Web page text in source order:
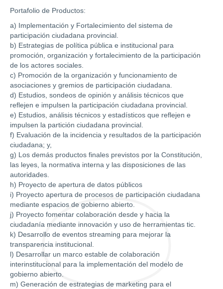
Portafolio de Productos:
a) Implementación y Fortalecimiento del sistema de
participación ciudadana provincial.
b) Estrategias de política pública e institucional para
promoción, organización y fortalecimiento de la participación
de los actores sociales.
c) Promoción de la organización y funcionamiento de
asociaciones y gremios de participación ciudadana.
d) Estudios, sondeos de opinión y análisis técnicos que
reflejen e impulsen la participación ciudadana provincial.
e) Estudios, análisis técnicos y estadísticos que reflejen e
impulsen la partición ciudadana provincial.
f) Evaluación de la incidencia y resultados de la participación
ciudadana; y,
g) Los demás productos finales previstos por la Constitución,
las leyes, la normativa interna y las disposiciones de las
autoridades.
h) Proyecto de apertura de datos públicos
i) Proyecto apertura de procesos de participación ciudadana
mediante espacios de gobierno abierto.
j) Proyecto fomentar colaboración desde y hacia la
ciudadanía mediante innovación y uso de herramientas tic.
k) Desarrollo de eventos streaming para mejorar la
transparencia institucional.
l) Desarrollar un marco estable de colaboración
interinstitucional para la implementación del modelo de
gobierno abierto.
m) Generación de estrategias de marketing para el